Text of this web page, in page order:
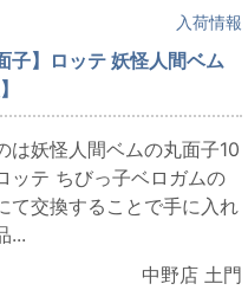
入荷情報
子】ロッテ 妖怪人間ベム
は妖怪人間ベムの丸面子10
ッテ ちびっ子ベロガムの
て交換することで手に入れ
...
中野店 土門